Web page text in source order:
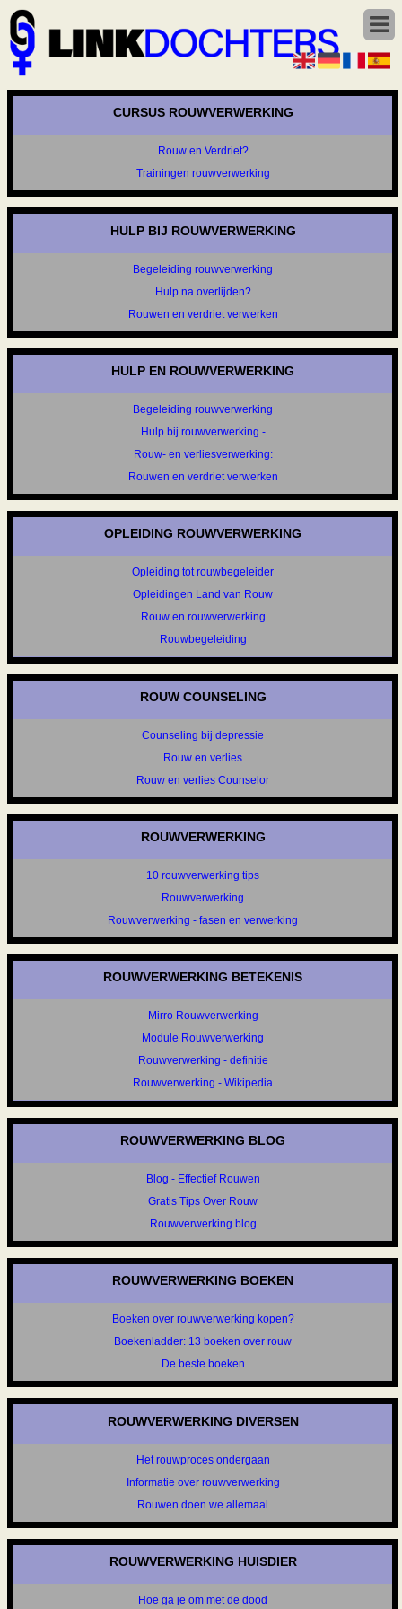
CURSUS ROUWVERWERKING
Rouw en Verdriet?
Trainingen rouwverwerking
HULP BIJ ROUWVERWERKING
Begeleiding rouwverwerking
Hulp na overlijden?
Rouwen en verdriet verwerken
HULP EN ROUWVERWERKING
Begeleiding rouwverwerking
Hulp bij rouwverwerking -
Rouw- en verliesverwerking:
Rouwen en verdriet verwerken
OPLEIDING ROUWVERWERKING
Opleiding tot rouwbegeleider
Opleidingen Land van Rouw
Rouw en rouwverwerking
Rouwbegeleiding
ROUW COUNSELING
Counseling bij depressie
Rouw en verlies
Rouw en verlies Counselor
ROUWVERWERKING
10 rouwverwerking tips
Rouwverwerking
Rouwverwerking - fasen en verwerking
ROUWVERWERKING BETEKENIS
Mirro Rouwverwerking
Module Rouwverwerking
Rouwverwerking - definitie
Rouwverwerking - Wikipedia
ROUWVERWERKING BLOG
Blog - Effectief Rouwen
Gratis Tips Over Rouw
Rouwverwerking blog
ROUWVERWERKING BOEKEN
Boeken over rouwverwerking kopen?
Boekenladder: 13 boeken over rouw
De beste boeken
ROUWVERWERKING DIVERSEN
Het rouwproces ondergaan
Informatie over rouwverwerking
Rouwen doen we allemaal
ROUWVERWERKING HUISDIER
Hoe ga je om met de dood